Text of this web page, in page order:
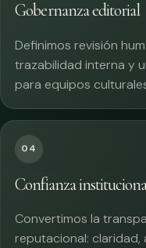
Gobernanza editorial
Definimos revisión
trazabilidad interna y
para equipos
04
Confianza
Convertimos la
reputacional: